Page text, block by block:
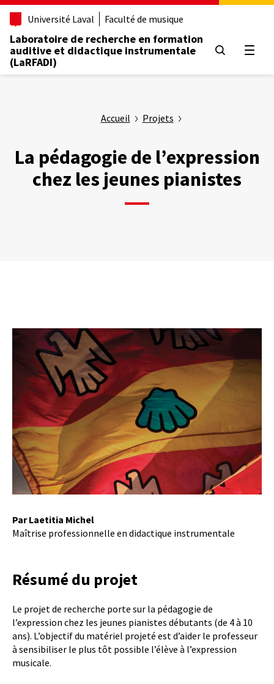
Aller
contenu
principal
Université Laval Faculté de musique
Laboratoire de recherche en formation
auditive et didactique instrumentale
(LaRFADI)
Accueil Projets
La pédagogie de l’expression
chez les jeunes pianistes
Par Laetitia Michel
Maîtrise professionnelle en didactique instrumentale
Résumé du projet
Le projet de recherche porte sur la pédagogie de
l’expression chez les jeunes pianistes débutants (de 4 à 10
ans). L’objectif du matériel projeté est d’aider le professeur
à sensibiliser le plus tôt possible l’élève à l’expression
musicale.